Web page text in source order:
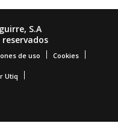
S.A
de uso Cookies
Utiq